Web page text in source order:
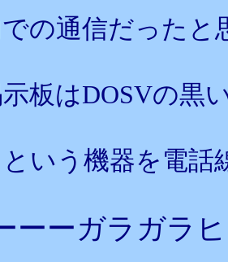
の通信だったと
板はDOSVの黒
という機器を電話
ーーガラガラ